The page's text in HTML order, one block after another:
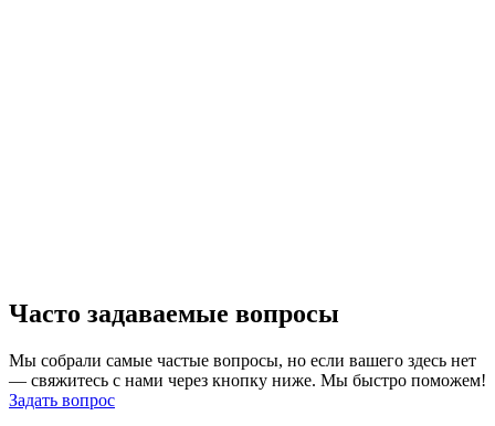
Часто задаваемые вопросы
Мы собрали самые частые вопросы, но если вашего здесь нет
— свяжитесь с нами через кнопку ниже. Мы быстро поможем!
Задать вопрос